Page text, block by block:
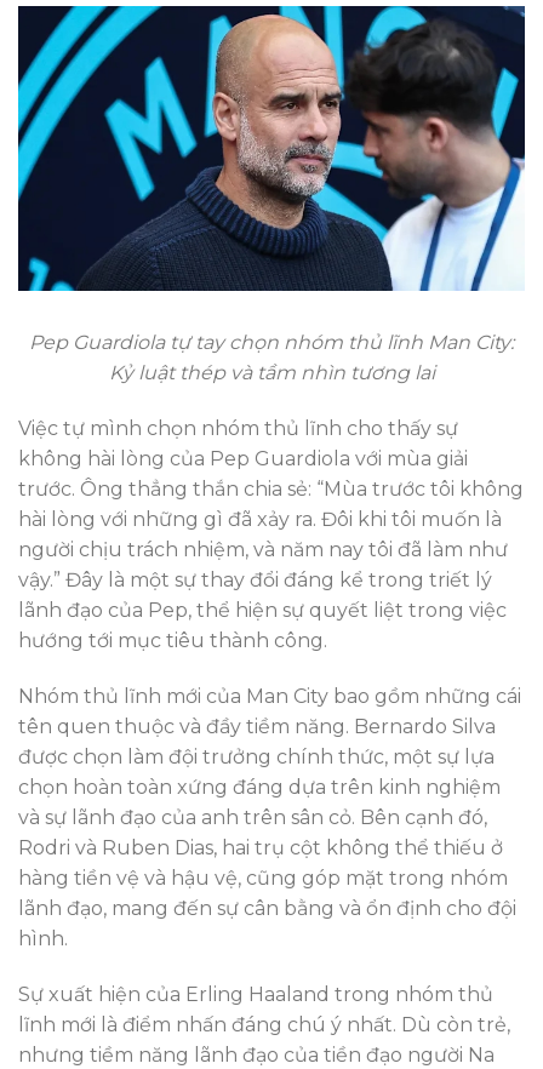
Pep Guardiola tự tay chọn nhóm thủ lĩnh Man City:
Kỷ luật thép và tầm nhìn tương lai
Việc tự mình chọn nhóm thủ lĩnh cho thấy sự
không hài lòng của Pep Guardiola với mùa giải
trước. Ông thẳng thắn chia sẻ: “Mùa trước tôi không
hài lòng với những gì đã xảy ra. Đôi khi tôi muốn là
người chịu trách nhiệm, và năm nay tôi đã làm như
vậy.” Đây là một sự thay đổi đáng kể trong triết lý
lãnh đạo của Pep, thể hiện sự quyết liệt trong việc
hướng tới mục tiêu thành công.
Nhóm thủ lĩnh mới của Man City bao gồm những cái
tên quen thuộc và đầy tiềm năng. Bernardo Silva
được chọn làm đội trưởng chính thức, một sự lựa
chọn hoàn toàn xứng đáng dựa trên kinh nghiệm
và sự lãnh đạo của anh trên sân cỏ. Bên cạnh đó,
Rodri và Ruben Dias, hai trụ cột không thể thiếu ở
hàng tiền vệ và hậu vệ, cũng góp mặt trong nhóm
lãnh đạo, mang đến sự cân bằng và ổn định cho đội
hình.
Sự xuất hiện của Erling Haaland trong nhóm thủ
lĩnh mới là điểm nhấn đáng chú ý nhất. Dù còn trẻ,
nhưng tiềm năng lãnh đạo của tiền đạo người Na